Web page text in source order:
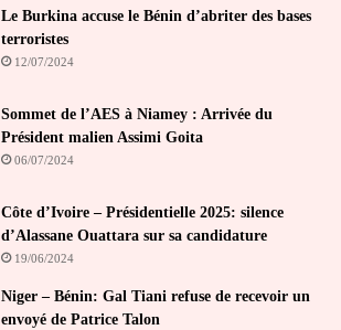
Le Burkina accuse le Bénin d’abriter des bases
terroristes
12/07/2024
Sommet de l’AES à Niamey : Arrivée du
Président malien Assimi Goita
06/07/2024
Côte d’Ivoire – Présidentielle 2025: silence
d’Alassane Ouattara sur sa candidature
19/06/2024
Niger – Bénin: Gal Tiani refuse de recevoir un
envoyé de Patrice Talon